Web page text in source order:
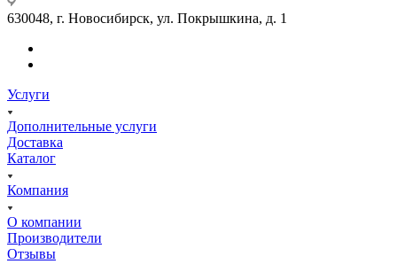
630048, г. Новосибирск, ул. Покрышкина, д. 1
Услуги
Дополнительные услуги
Доставка
Каталог
Компания
О компании
Производители
Отзывы